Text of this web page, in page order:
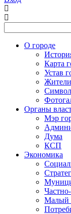
О городе
Карта
Устав
Органы
Мэр
Дума
КСП
Экономика
Малый